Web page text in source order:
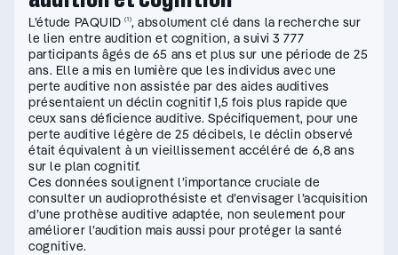
L’étude PAQUID(1), absolument clé dans la recherche sur
le lien entre audition et cognition, a suivi 3 777
participants âgés de 65 ans et plus sur une période de 25
ans. Elle a mis en lumière que les individus avec une
perte auditive non assistée par des aides auditives
présentaient un déclin cognitif 1,5 fois plus rapide que
ceux sans déficience auditive. Spécifiquement, pour une
perte auditive légère de 25 décibels, le déclin observé
était équivalent à un vieillissement accéléré de 6,8 ans
sur le plan cognitif.
Ces données soulignent l’importance cruciale de
consulter un audioprothésiste et d’envisager l’acquisition
d’une prothèse auditive adaptée, non seulement pour
améliorer l’audition mais aussi pour protéger la santé
cognitive.